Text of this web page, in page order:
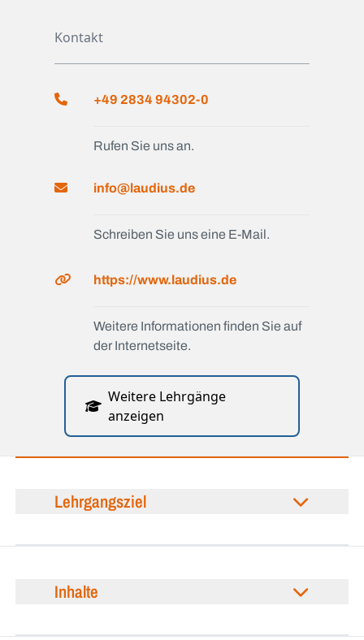
Kontakt
+49 2834 94302-0
Rufen Sie uns an.
info@laudius.de
Schreiben Sie uns eine E-Mail.
https://www.laudius.de
Weitere Informationen finden Sie auf
der Internetseite.
Weitere Lehrgänge
anzeigen
Lehrgangsziel
Inhalte